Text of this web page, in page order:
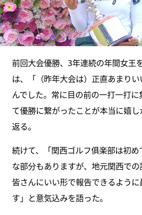
前回大会優勝、3年連続の年間女王
は、「（昨年大会は）正直あまり
んでした。常に目の前の一打一打
て優勝に繋がったことが本当に嬉
返る。
続けて、「関西ゴルフ俱楽部は初
な部分もありますが、地元関西での
皆さんにいい形で報告できるよう
す」と意気込みを語った。